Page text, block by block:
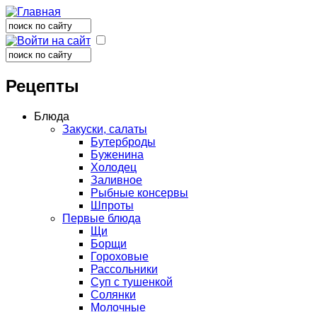
Форма поиска
Поиск
Поиск
Рецепты
Блюда
Закуски, салаты
Бутерброды
Буженина
Холодец
Заливное
Рыбные консервы
Шпроты
Первые блюда
Щи
Борщи
Гороховые
Рассольники
Суп с тушенкой
Солянки
Молочные